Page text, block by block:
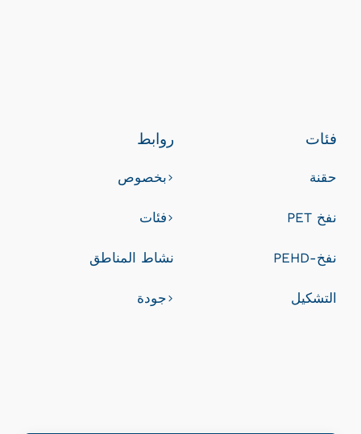
فئات
حقنة
نفخ PET
نفخ-PEHD
التشكيل
روابط
بخصوص
فئات
نشاط المناطق
جودة